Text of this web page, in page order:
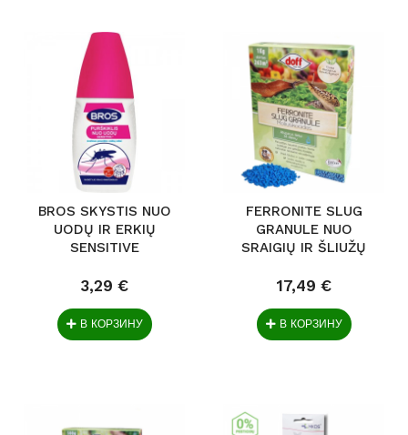
BROS SKYSTIS NUO
UODŲ IR ERKIŲ
SENSITIVE
3,29 €
В КОРЗИНУ
FERRONITE SLUG
GRANULE NUO
SRAIGIŲ IR ŠLIUŽŲ
17,49 €
В КОРЗИНУ